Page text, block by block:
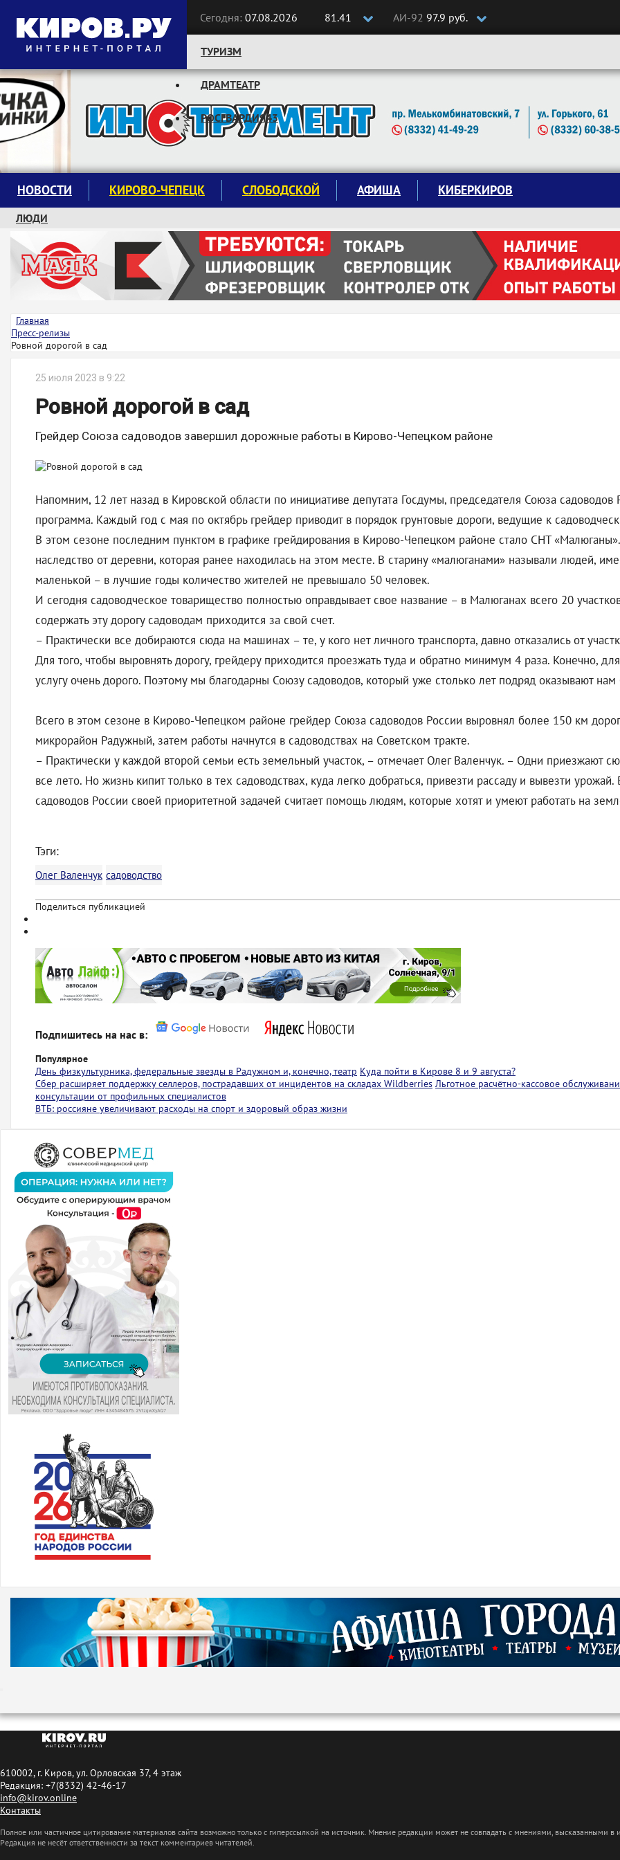
Сегодня: 07.08.2026 81.41 АИ-92 97.9 руб.
Следите за новостями:
ТУРИЗМ
ДРАМТЕАТР
РОСГВАРДИЯ43
НОВОСТИ КИРОВО-ЧЕПЕЦК СЛОБОДСКОЙ АФИША КИБЕРКИРОВ
ЛЮДИ
КРУЖКИ И СЕКЦИИ
ЗАВОДУ "МАЯК" 85 ЛЕТ
ЭКОЛОГИЯ
Главная
Пресс-релизы
Ровной дорогой в сад
25 июля 2023 в 9:22
Ровной дорогой в сад
Грейдер Союза садоводов завершил дорожные работы в Кирово-Чепецком районе
Напомним, 12 лет назад в Кировской области по инициативе депутата Госдумы, председателя Союза садоводов
программа. Каждый год с мая по октябрь грейдер приводит в порядок грунтовые дороги, ведущие к
В этом сезоне последним пунктом в графике грейдирования в Кирово-Чепецком районе стало СНТ
наследство от деревни, которая ранее находилась на этом месте. В старину «малюганами» называли людей,
маленькой – в лучшие годы количество жителей не превышало 50 человек.
И сегодня садоводческое товарищество полностью оправдывает свое название – в Малюганах всего 20
содержать эту дорогу садоводам приходится за свой счет.
– Практически все добираются сюда на машинах – те, у кого нет личного транспорта, давно отказались от
Для того, чтобы выровнять дорогу, грейдеру приходится проезжать туда и обратно минимум 4 раза. Конечно,
услугу очень дорого. Поэтому мы благодарны Союзу садоводов, который уже столько лет подряд оказывают
Всего в этом сезоне в Кирово-Чепецком районе грейдер Союза садоводов России выровнял более 150 км
микрорайон Радужный, затем работы начнутся в садоводствах на Советском тракте.
– Практически у каждой второй семьи есть земельный участок, – отмечает Олег Валенчук. – Одни приезжают
все лето. Но жизнь кипит только в тех садоводствах, куда легко добраться, привезти рассаду и вывезти
садоводов России своей приоритетной задачей считает помощь людям, которые хотят и умеют работать на
Тэги:
Олег Валенчук садоводство
Поделиться публикацией
Подпишитесь на нас в:
Популярное
День физкультурника, федеральные звезды в Радужном и, конечно, театр Куда пойти в Кирове 8 и 9 августа?
Сбер расширяет поддержку селлеров, пострадавших от инцидентов на складах Wildberries Льготное расчётно-кассовое
консультации от профильных специалистов
ВТБ: россияне увеличивают расходы на спорт и здоровый образ жизни
610002, г. Киров, ул. Орловская 37, 4 этаж
Редакция: +7(8332) 42-46-17
info@kirov.online
Контакты
Полное или частичное цитирование материалов сайта возможно только с гиперссылкой на источник. Мнение редакции может не совпадать с мнениями, высказанными
Редакция не несёт ответственности за текст комментариев читателей.